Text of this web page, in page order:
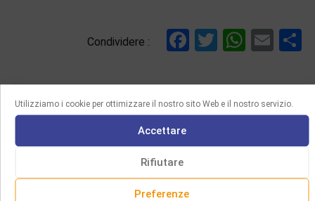
Utilizziamo i cookie per ottimizzare il nostro sito Web e il nostro servizio.
Accettare
Rifiutare
Preferenze
Condividere : Facebook
Twitter
FUN A VELT VOS IZ NISHTO MER